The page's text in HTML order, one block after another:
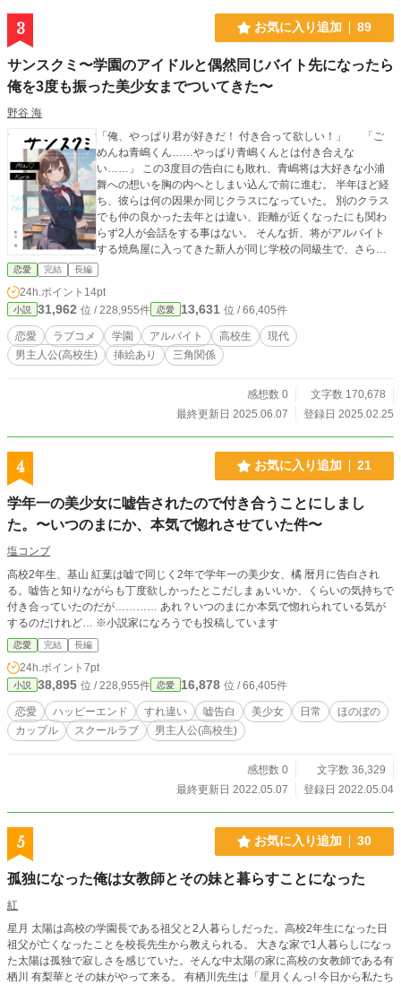
3 お気に入り追加 89
サンスクミ〜学園のアイドルと偶然同じバイト先になったら
俺を3度も振った美少女までついてきた〜
野谷 海
「俺、やっぱり君が好きだ！ 付き合って欲しい！」 「ご
めんね青嶋くん……やっぱり青嶋くんとは付き合えな
い……」 この3度目の告白にも敗れ、青嶋将は大好きな小浦
舞への想いを胸の内へとしまい込んで前に進む。 半年ほど経
ち、彼らは何の因果か同じクラスになっていた。 別のクラス
でも仲の良かった去年とは違い、距離が近くなったにも関わ
らず2人が会話をする事はない。 そんな折、将がアルバイト
する焼鳥屋に入ってきた新人が同じ学校の同級生で、さらに
は舞の親友だった。 学校とアルバイト先を巻き込んでもつれ
る彼らの奇妙な三角関係ははたしてーー ⭐︎第3部より毎週月・
木・土曜日の朝7時に最新話を投稿します。 ⭐︎もしも気に入っ
て頂けたら、ぜひブックマークやいいね、コメントなど頂け
るととても励みになります。 ※表紙絵、挿絵はＡＩ作成で
す。 ※この作品はフィクションであり、作中に登場する人
物、団体等は全て架空です。
恋愛 完結 長編
24h.ポイント 14pt
小説 31,962 位 / 228,955件 恋愛 13,631 位 / 66,405件
恋愛 ラブコメ 学園 アルバイト 高校生
現代
男主人公(高校生)
挿絵あり 三角関係
感想数 0
文字数 170,678
最終更新日 2025.06.07
登録日 2025.02.25
4 お気に入り追加 21
学年一の美少女に嘘告されたので付き合うことにしまし
た。〜いつのまにか、本気で惚れさせていた件〜
塩コンブ
高校2年生、基山 紅葉は嘘で同じく2年で学年一の美少女、橘 暦月に告白され
る。嘘告と知りながらも丁度欲しかったとこだしまぁいいか、くらいの気持ちで
付き合っていたのだが………… あれ？いつのまにか本気で惚れられている気が
するのだけれど… ※小説家になろうでも投稿しています
恋愛 完結 長編
24h.ポイント 7pt
小説 38,895 位 / 228,955件 恋愛 16,878 位 / 66,405件
恋愛 ハッピーエンド すれ違い 嘘告白 美少女 日常
ほのぼの
カップル
スクールラブ 男主人公(高校生)
感想数 0
文字数 36,329
最終更新日 2022.05.07
登録日 2022.05.04
5 お気に入り追加 30
孤独になった俺は女教師とその妹と暮らすことになった
紅
星月 太陽は高校の学園長である祖父と2人暮らしだった。高校2年生になった日
祖父が亡くなったことを校長先生から教えられる。 大きな家で1人暮らしになっ
た太陽は孤独で寂しさを感じていた。そんな中太陽の家に高校の女教師である有
栖川 有梨華とその妹がやって来る。 有栖川先生は「星月くんっ! 今日から私たち